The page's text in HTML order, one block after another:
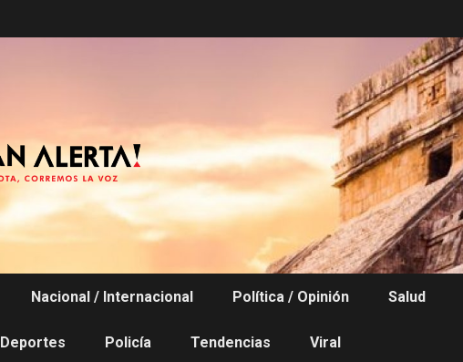
Nacional / Internacional Política / Opinión Salud
Deportes Policía Tendencias Viral